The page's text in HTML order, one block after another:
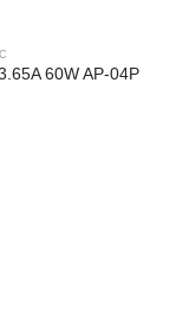
60W AP-04P